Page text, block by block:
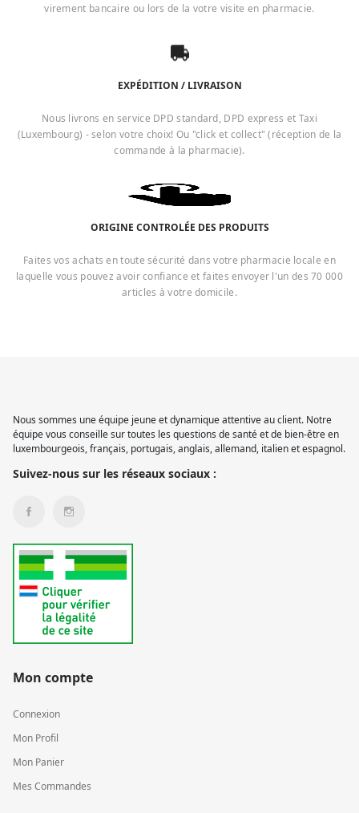
virement bancaire ou lors de la votre visite en pharmacie.
EXPÉDITION / LIVRAISON
Nous livrons en service DPD standard, DPD express et Taxi
(Luxembourg) - selon votre choix! Ou "click et collect" (réception de la
commande à la pharmacie).
ORIGINE CONTROLÉE DES PRODUITS
Faites vos achats en toute sécurité dans votre pharmacie locale en
laquelle vous pouvez avoir confiance et faites envoyer l'un des 70 000
articles à votre domicile.
Nous sommes une équipe jeune et dynamique attentive au client. Notre
équipe vous conseille sur toutes les questions de santé et de bien-être en
luxembourgeois, français, portugais, anglais, allemand, italien et espagnol.
Suivez-nous sur les réseaux sociaux :
Mon compte
Connexion
Mon Profil
Mon Panier
Mes Commandes